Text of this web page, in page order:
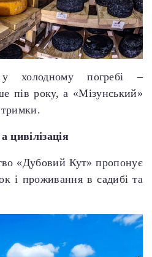
у холодному погребі –
пів року, а «Мізунський»
цивілізація
«Дубовий Кут» пропонує
і проживання в садибі та